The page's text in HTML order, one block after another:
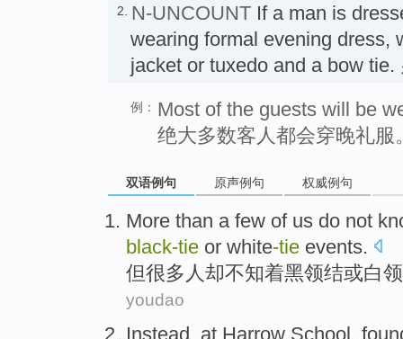
2. N-UNCOUNT If a man is
wearing formal evening dress,
jacket or tuxedo and a bow tie.
例： Most of the guests will be
绝大多数客人都会穿晚礼服
双语例句 原声例句 权威例句
More than a few of us do not
black-tie or white-tie events.
但很多 人 却不知着黑领结或白
youdao
Instead, at Harrow School ,